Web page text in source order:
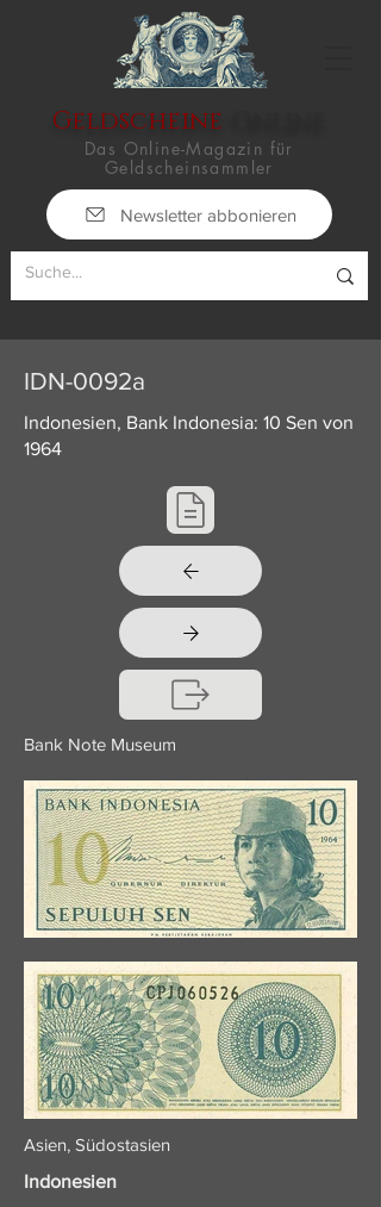
Geldscheine
Das Online-Magazin für
Geldscheinsammler
Newsletter abbonieren
IDN-0092a
Indonesien, Bank Indonesia: 10 Sen von
1964
Bank Note Museum
Asien, Südostasien
Indonesien